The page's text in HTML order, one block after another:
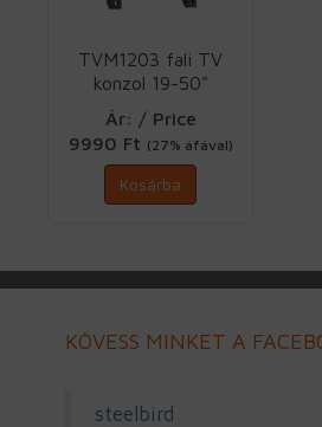
TVM1203 fali TV
konzol 19-50"
VESA200x200
Vogels
Ár: / Price
9990 Ft (27% áfával)
Kosárba
KÖVESS MINKET A
steelbird